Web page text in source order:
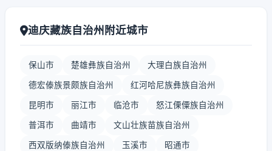
迪庆藏族自治州附近城市
保山市 楚雄彝族自治州 大理白族自治州
德宏傣族景颇族自治州 红河哈尼族彝族自治州
昆明市 丽江市 临沧市 怒江傈僳族自治州
普洱市 曲靖市 文山壮族苗族自治州
西双版纳傣族自治州 玉溪市 昭通市